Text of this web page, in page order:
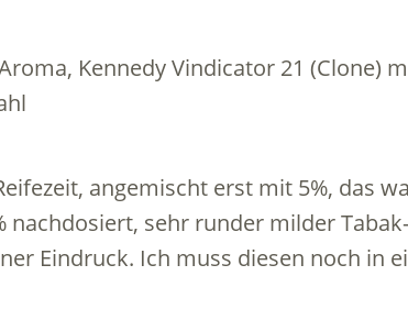
Kennedy Vindicator 21 (Clone)
angemischt erst mit 5%, das
nachdosiert, sehr runder milder Tabak-
Eindruck. Ich muss diesen noch in